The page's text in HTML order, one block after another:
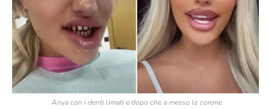
Anya con i denti limati e dopo che a messo le corone